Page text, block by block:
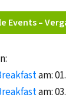
Events –
am:
am: